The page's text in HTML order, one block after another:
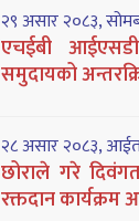
२९ असार २०८३,
एचईबी
समुदायको
२८ असार २०८३,
छोराले गरे
रक्तदान कार्यक्रम